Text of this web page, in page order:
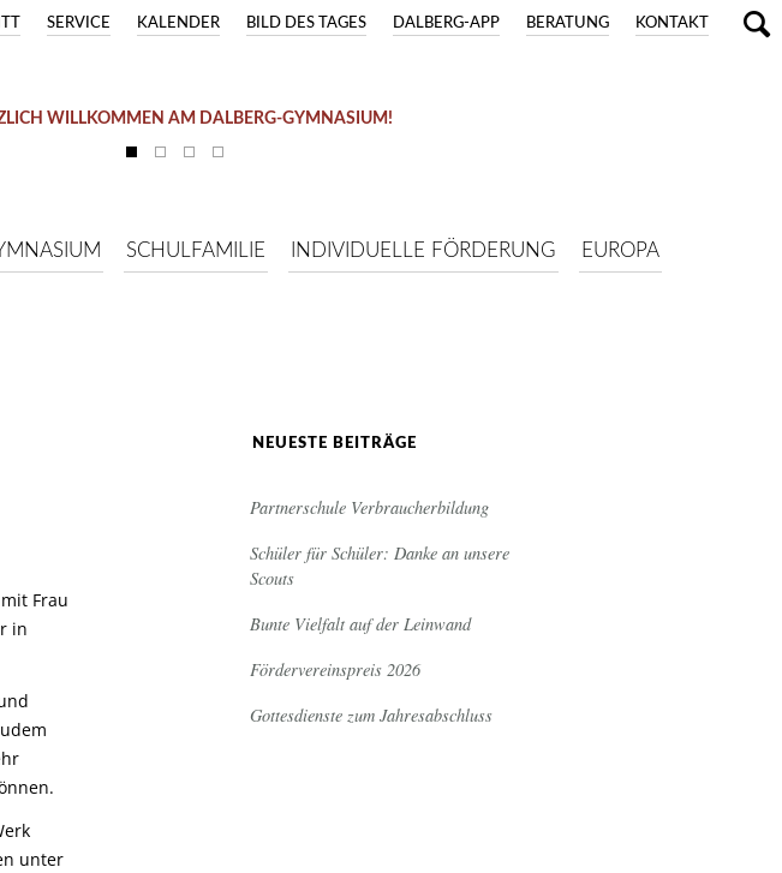
KONTAKT
BERATUNG
DALBERG-APP
BILD DES TAGES
KALENDER
SERVICE
WILLKOMMEN AM DALBERG-GYMNASIUM!
SCHULFAMILIE INDIVIDUELLE FÖRDERUNG EUROPA
Frau
in
unter
NEUESTE BEITRÄGE
Partnerschule Verbraucherbildung
Schüler für Schüler: Danke an unsere
Scouts
Bunte Vielfalt auf der Leinwand
Fördervereinspreis 2026
Gottesdienste zum Jahresabschluss